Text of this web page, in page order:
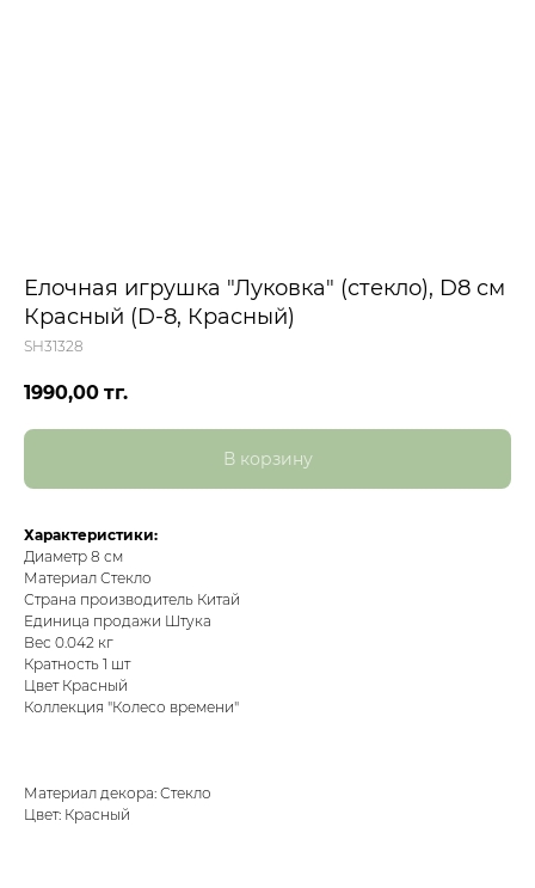
Елочная игрушка "Луковка" (стекло), D8 см
Красный (D-8, Красный)
SH31328
1990,00 тг.
В корзину
Характеристики:
Диаметр 8 см
Материал Стекло
Страна производитель Китай
Единица продажи Штука
Вес 0.042 кг
Кратность 1 шт
Цвет Красный
Коллекция "Колесо времени"
Материал декора: Стекло
Цвет: Красный